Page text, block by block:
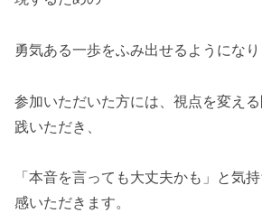
勇気ある一歩をふみ出せるようになり
参加いただいた方には、視点を変え
践いただき、
「本音を言っても大丈夫かも」と気
感いただきます。